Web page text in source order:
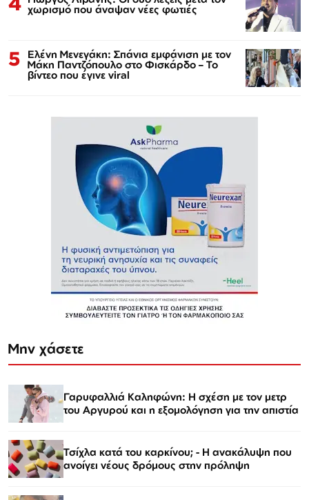
χωρισμό που άναψαν νέες φωτιές
5 Ελένη Μενεγάκη: Σπάνια εμφάνιση με τον
Μάκη Παντζόπουλο στο Φισκάρδο – Το
βίντεο που έγινε viral
Μην χάσετε
Γαρυφαλλιά Καληφώνη: Η σχέση με τον μετρ
του Αργυρού και η εξομολόγηση για την απιστία
Τσίχλα κατά του καρκίνου; - Η ανακάλυψη που
ανοίγει νέους δρόμους στην πρόληψη